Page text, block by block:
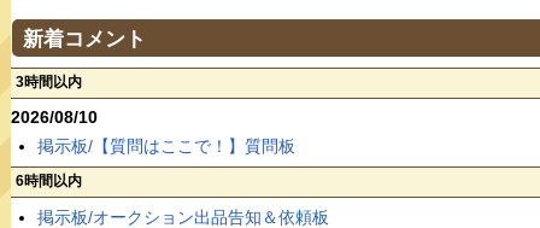
新着コメント
3時間以内
2026/08/10
掲示板/【質問はここで！】質問板
6時間以内
掲示板/オークション出品告知＆依頼板